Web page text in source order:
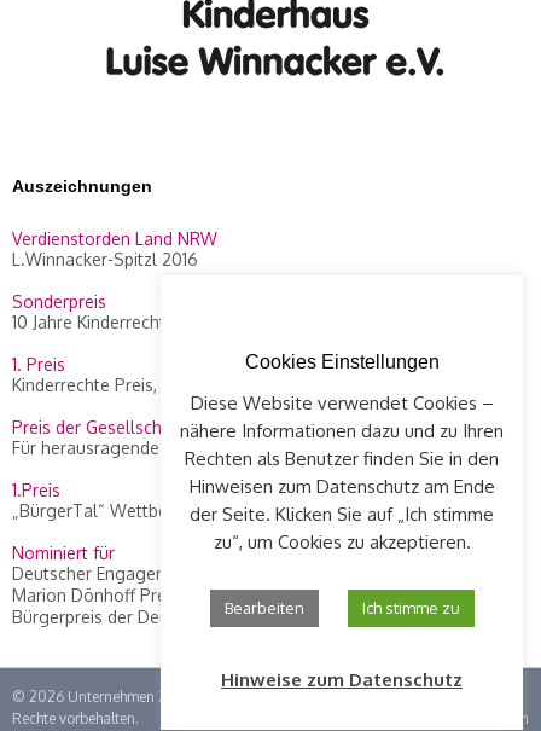
Auszeichnungen
Verdienstorden Land NRW
L.Winnacker-Spitzl 2016
Sonderpreis
10 Jahre Kinderrechte Preis, WDR 2014
1. Preis
Kinderrechte Preis, WDR 2010
Preis der Gesellschaft Concordia
Für herausragendes Engagement an L. Winnacker-Spitzl, 2012
1.Preis
„BürgerTal“ Wettbewerb, 2008
Nominiert für
Deutscher Engagement Preis 2015
Marion Dönhoff Preis, Die Zeit, 2013
Bürgerpreis der Deutschen Zeitungen, 2010
© 2026 Unternehmen Zündfunke im Kinderhaus Luise Winnacker e.V.
Rechte vorbehalten.
Login
Cookies Einstellungen
Diese Website verwendet Cookies –
nähere Informationen dazu und zu Ihren
Rechten als Benutzer finden Sie in den
Hinweisen zum Datenschutz am Ende
der Seite. Klicken Sie auf „Ich stimme
zu“, um Cookies zu akzeptieren.
Bearbeiten Ich stimme zu
Hinweise zum Datenschutz